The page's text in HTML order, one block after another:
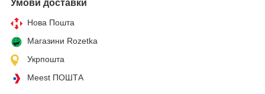
Умови доставки
Нова Пошта
Магазини Rozetka
Укрпошта
Meest ПОШТА